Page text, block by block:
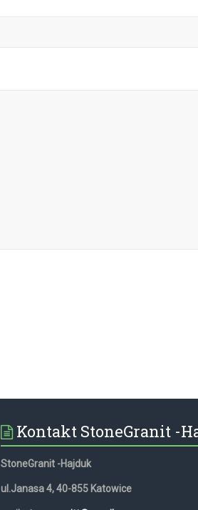
Kontakt StoneGranit -
StoneGranit -Hajduk
ul.Janasa 4, 40-855 Katowice